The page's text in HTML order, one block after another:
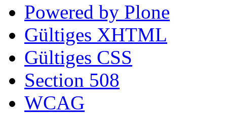
Powered by Plone
Gültiges XHTML
Gültiges CSS
Section 508
WCAG